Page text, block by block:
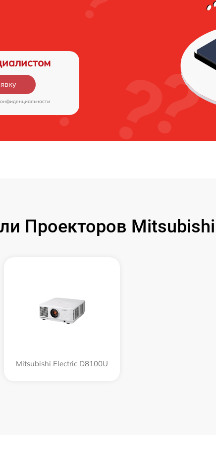
Проекторов
Mitsubishi Electric D8100U